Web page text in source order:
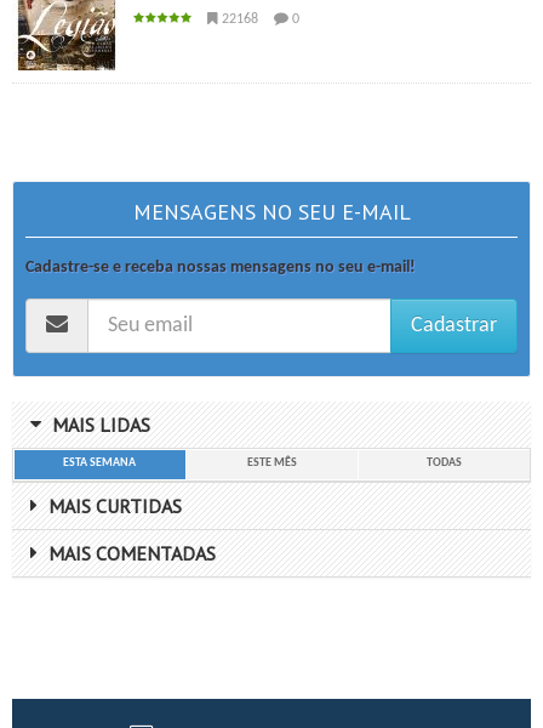
22168 0
MENSAGENS NO SEU E-MAIL
Cadastre-se e receba nossas mensagens no seu e-mail!
Cadastrar
MAIS LIDAS
ESTA SEMANA ESTE MÊS TODAS
MAIS CURTIDAS
MAIS COMENTADAS